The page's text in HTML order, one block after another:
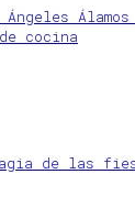
cocina
de las